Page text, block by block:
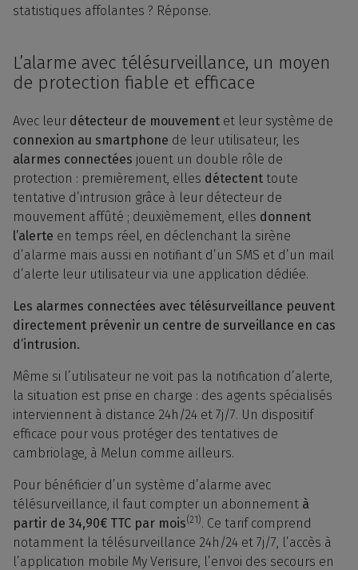
statistiques affolantes ? Réponse.
L’alarme avec télésurveillance, un moyen
de protection fiable et efficace
Avec leur détecteur de mouvement et leur système de
connexion au smartphone de leur utilisateur, les
alarmes connectées jouent un double rôle de
protection : premièrement, elles détectent toute
tentative d’intrusion grâce à leur détecteur de
mouvement affûté ; deuxièmement, elles donnent
l’alerte en temps réel, en déclenchant la sirène
d’alarme mais aussi en notifiant d’un SMS et d’un mail
d’alerte leur utilisateur via une application dédiée.
Les alarmes connectées avec télésurveillance peuvent
directement prévenir un centre de surveillance en cas
d’intrusion.
Même si l’utilisateur ne voit pas la notification d’alerte,
la situation est prise en charge : des agents spécialisés
interviennent à distance 24h/24 et 7j/7. Un dispositif
efficace pour vous protéger des tentatives de
cambriolage, à Melun comme ailleurs.
Pour bénéficier d’un système d’alarme avec
télésurveillance, il faut compter un abonnement à
partir de 34,90€ TTC par mois(21). Ce tarif comprend
notamment la télésurveillance 24h/24 et 7j/7, l’accès à
l’application mobile My Verisure, l’envoi des secours en